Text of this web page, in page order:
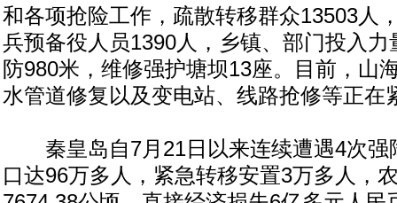
和各项抢险工作，疏散转移群众13503人
兵预备役人员1390人，乡镇、部门投入力
防980米，维修强护塘坝13座。目前，山
水管道修复以及变电站、线路抢修等正在
秦皇岛自7月21日以来连续遭遇4次强
口达96万多人，紧急转移安置3万多人，